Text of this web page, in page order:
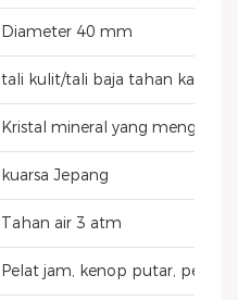
Diameter 40 mm
tali kulit/tali baja tahan karat
Kristal mineral yang mengeras
kuarsa Jepang
Tahan air 3 atm
Pelat jam, kenop putar,